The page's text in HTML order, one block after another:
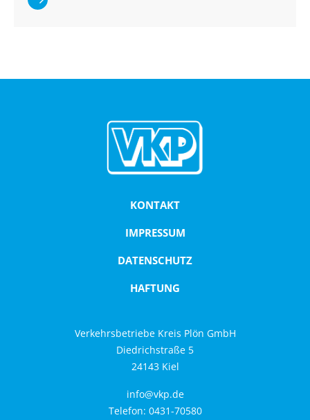
KONTAKT
IMPRESSUM
DATENSCHUTZ
HAFTUNG
Verkehrsbetriebe Kreis Plön GmbH
Diedrichstraße 5
24143 Kiel
info@vkp.de
Telefon: 0431-70580